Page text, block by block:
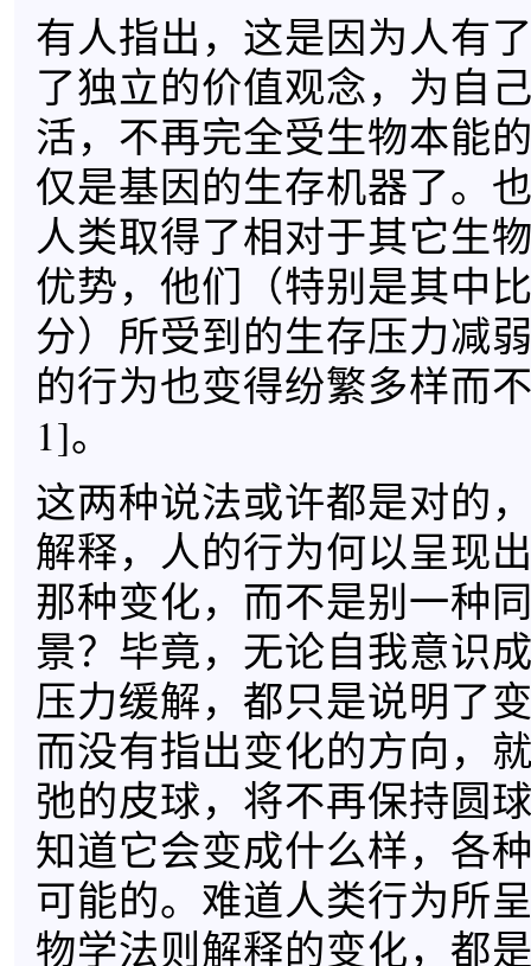
有人指出，这是因为人有
了独立的价值观念，为自
活，不再完全受生物本能
仅是基因的生存机器了。
人类取得了相对于其它生
优势，他们（特别是其中
分）所受到的生存压力减
的行为也变得纷繁多样而
1]。
这两种说法或许都是对的
解释，人的行为何以呈现
那种变化，而不是别一种
景？毕竟，无论自我意识
压力缓解，都只是说明了
而没有指出变化的方向，
弛的皮球，将不再保持圆
知道它会变成什么样，各
可能的。难道人类行为所
物学法则解释的变化，都